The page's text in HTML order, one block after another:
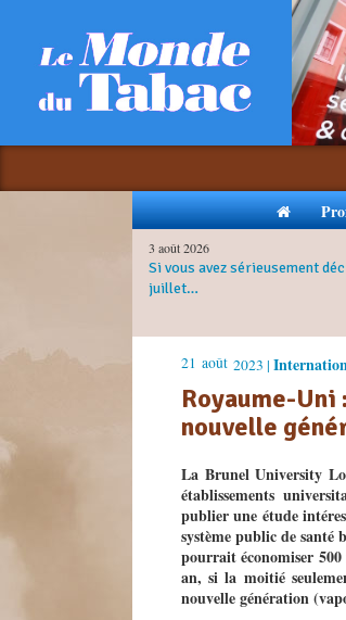
3 août 2026
Si vous avez sérieusement
juillet…
21 août 2023 |
Royaume-Uni
nouvelle
La Brunel University
établissements
publier une étude
système public de
pourrait économiser
an, si la moitié
nouvelle génération